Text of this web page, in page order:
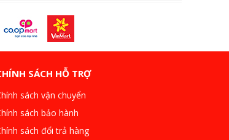
SÁCH HỖ TRỢ
sách vận chuyển
sách bảo hành
sách đổi trả hàng